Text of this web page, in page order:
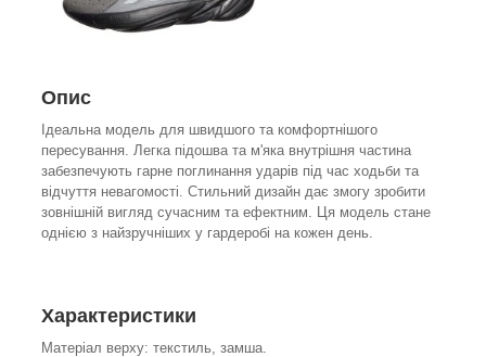
Опис
Ідеальна модель для швидшого та комфортнішого
пересування. Легка підошва та м'яка внутрішня частина
забезпечують гарне поглинання ударів під час ходьби та
відчуття невагомості. Стильний дизайн дає змогу зробити
зовнішній вигляд сучасним та ефектним. Ця модель стане
однією з найзручніших у гардеробі на кожен день.
Характеристики
Матеріал верху: текстиль, замша.